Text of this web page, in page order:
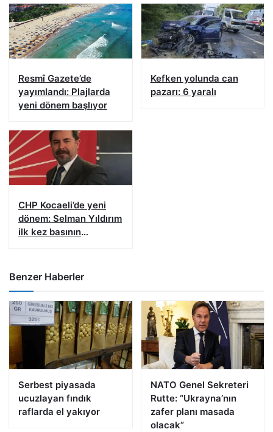
Resmî Gazete’de
yayımlandı: Plajlarda
yeni dönem başlıyor
Kefken yolunda can
pazarı: 6 yaralı
CHP Kocaeli’de yeni
dönem: Selman Yıldırım
ilk kez basının
Benzer Haberler
Serbest piyasada
ucuzlayan fındık
raflarda el yakıyor
NATO Genel Sekreteri
Rutte: “Ukrayna’nın
zafer planı masada
olacak”